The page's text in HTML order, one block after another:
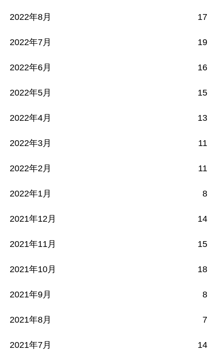
2022年8月 17
2022年7月 19
2022年6月 16
2022年5月 15
2022年4月 13
2022年3月 11
2022年2月 11
2022年1月 8
2021年12月 14
2021年11月 15
2021年10月 18
2021年9月 8
2021年8月 7
2021年7月 14